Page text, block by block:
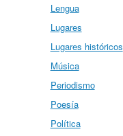
Lengua
Lugares
Lugares históricos
Música
Periodismo
Poesía
Política